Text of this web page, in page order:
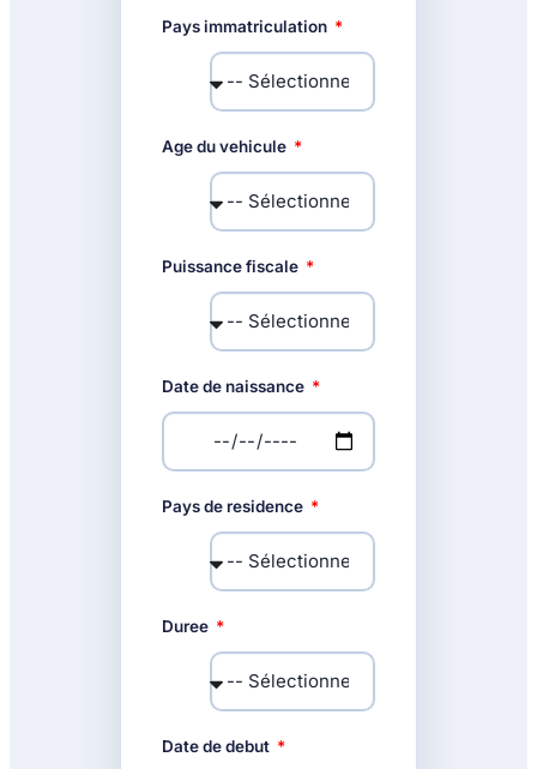
Pays immatriculation
Age du vehicule
Puissance fiscale
Date de naissance
Pays de residence
Duree
Date de debut